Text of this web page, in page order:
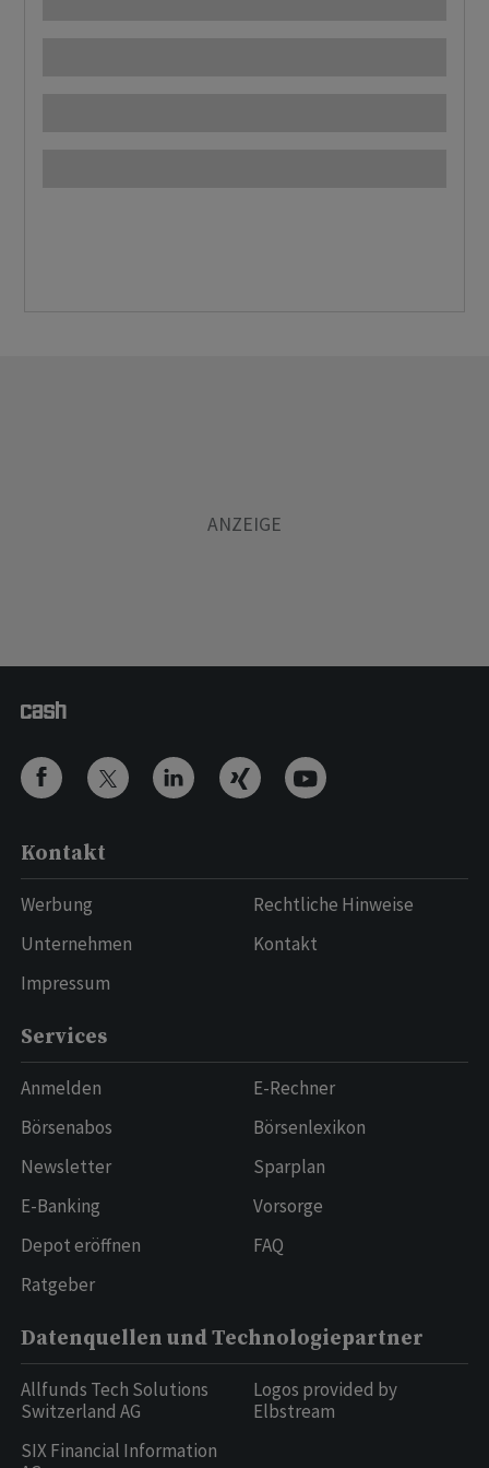
Kontakt
Werbung
Unternehmen
Impressum
Rechtliche Hinweise
Kontakt
Services
Anmelden
Börsenabos
Newsletter
E-Banking
Depot eröffnen
Ratgeber
E-Rechner
Börsenlexikon
Sparplan
Vorsorge
FAQ
Datenquellen und Technologiepartner
Allfunds Tech Solutions
Switzerland AG
SIX Financial Information
Logos provided by
Elbstream